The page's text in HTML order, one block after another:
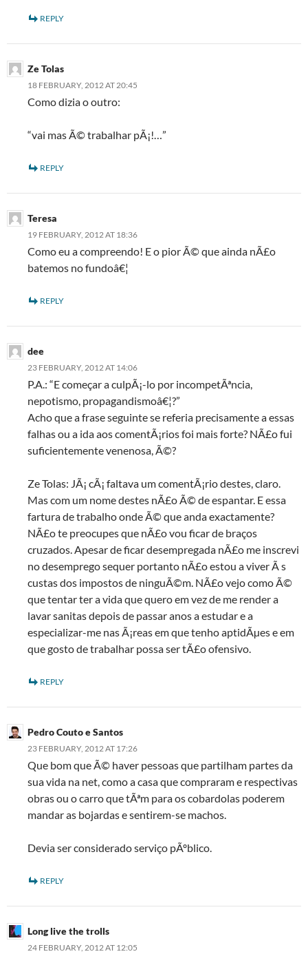
REPLY
Ze Tolas
18 FEBRUARY, 2012 AT 20:45
Como dizia o outro:
“vai mas Ã© trabalhar pÃ¡!…”
REPLY
Teresa
19 FEBRUARY, 2012 AT 18:36
Como eu a compreendo! E o pior Ã© que ainda nÃ£o
batemos no fundoâ€¦
REPLY
dee
23 FEBRUARY, 2012 AT 14:06
P.A.: “E começar a culpÃ¡-lo por incompetÃªncia,
nepotismo, propagandismoâ€¦?”
Acho que a frase seguinte se referia precisamente a essas
falhas ou a ida aos comentÃ¡rios foi mais forte? NÃ£o fui
suficientemente venenosa, Ã©?
Ze Tolas: JÃ¡ cÃ¡ faltava um comentÃ¡rio destes, claro.
Mas com um nome destes nÃ£o Ã© de espantar. E essa
fartura de trabalho onde Ã© que anda exactamente?
NÃ£o te preocupes que nÃ£o vou ficar de braços
cruzados. Apesar de ficar desempregada nÃ£o me inscrevi
no desemprego sequer portanto nÃ£o estou a viver Ã s
custas dos impostos de ninguÃ©m. NÃ£o vejo como Ã©
que tentar ter a vida que quero em vez de me render a
lavar sanitas depois de passar anos a estudar e a
especializar-me nas Ã¡reas em que tenho aptidÃµes e em
que gosto de trabalhar possa ser tÃ£o ofensivo.
REPLY
Pedro Couto e Santos
23 FEBRUARY, 2012 AT 17:26
Que bom que Ã© haver pessoas que partilham partes da
sua vida na net, como a casa que compraram e respectivas
obras ou o carro que tÃªm para os cobardolas poderem
mandar as bojardas e sentirem-se machos.
Devia ser considerado serviço pÃºblico.
REPLY
Long live the trolls
24 FEBRUARY, 2012 AT 12:05